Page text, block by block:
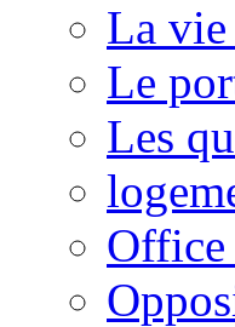
La
Le
Les
Office